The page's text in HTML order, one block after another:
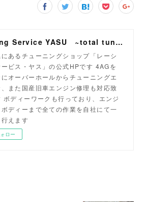
Racing Service YASU ~total tuning proshop~
あるチューニングショップ「レーシ
ビス・ヤス」の公式HPです 4AGを
にオーバーホールからチューニングエ
また国産旧車エンジン修理も対応致
ボディーワークも行っており、エンジ
ディーまで全ての作業を自社にて一
えます
ロー